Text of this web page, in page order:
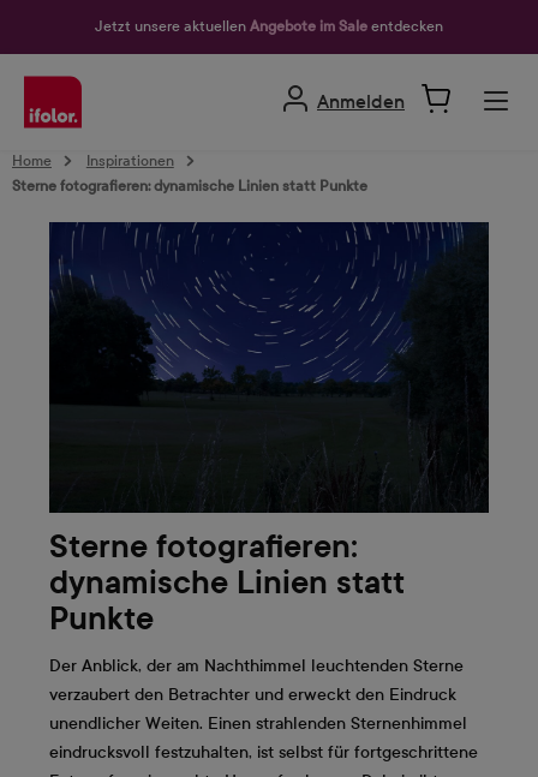
Jetzt unsere aktuellen Angebote im Sale entdecken
Anmelden
Home
Inspirationen
Sterne fotografieren: dynamische Linien statt Punkte
Sterne fotografieren:
dynamische Linien statt
Punkte
Der Anblick, der am Nachthimmel leuchtenden Sterne
verzaubert den Betrachter und erweckt den Eindruck
unendlicher Weiten. Einen strahlenden Sternenhimmel
eindrucksvoll festzuhalten, ist selbst für fortgeschrittene